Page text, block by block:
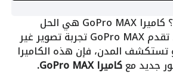
هل تبحث عن كاميرا تلتقط كل لحظة من مغامراتك بزاوية 360 درجة؟ كاميرا GoPro MAX هي الحل
الأمثل! مع تصميمها المتين، تقنياتها المتطورة، وقدراتها الفريدة، تقدم GoPro MAX تجربة تصوير غير
المدن، فإن هذه الكاميرا
جديد معكاميرا GoPro MAX.